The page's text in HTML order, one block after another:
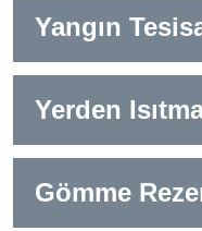
Yangın
Yerden
Gömme